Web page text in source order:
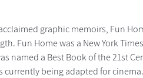
graphic memoirs, Fun
Fun Home was a New York
named a Best Book of the 21st
being adapted for